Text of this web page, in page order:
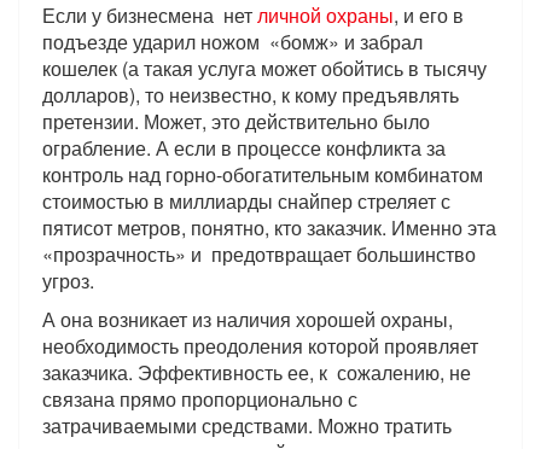
Если у бизнесмена нетличной охраны, и его в
подъезде ударил ножом «бомж» и забрал
кошелек (а такая услуга может обойтись в тысячу
долларов), то неизвестно, к кому предъявлять
претензии. Может, это действительно было
ограбление. А если в процессе конфликта за
контроль над горно-обогатительным комбинатом
стоимостью в миллиарды снайпер стреляет с
пятисот метров, понятно, кто заказчик. Именно эта
«прозрачность» и предотвращает большинство
угроз.
А она возникает из наличия хорошей охраны,
необходимость преодоления которой проявляет
заказчика. Эффективность ее, к сожалению, не
связана прямо пропорционально с
затрачиваемыми средствами. Можно тратить